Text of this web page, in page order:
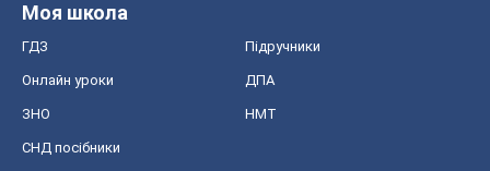
Моя школа
ГДЗ Підручники
Онлайн уроки ДПА
ЗНО НМТ
СНД посібники